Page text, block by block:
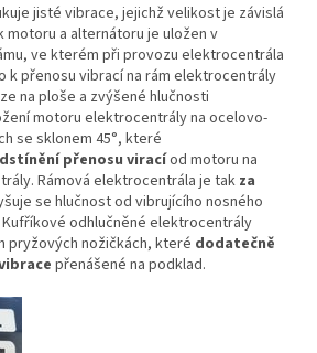
jisté vibrace, jejichž velikost je závislá
motoru a alternátoru je uložen v
ve kterém při provozu elektrocentrála
k přenosu vibrací na rám elektrocentrály
na ploše a zvýšené hlučnosti
motoru elektrocentrály na ocelovo-
se sklonem 45°, které
přenosu viracíod motoru na
Rámová elektrocentrála je tak za
se hlučnost od vibrujícího nosného
odhlučněné elektrocentrály
pryžových nožičkách, které dodatečně
přenášené na podklad.